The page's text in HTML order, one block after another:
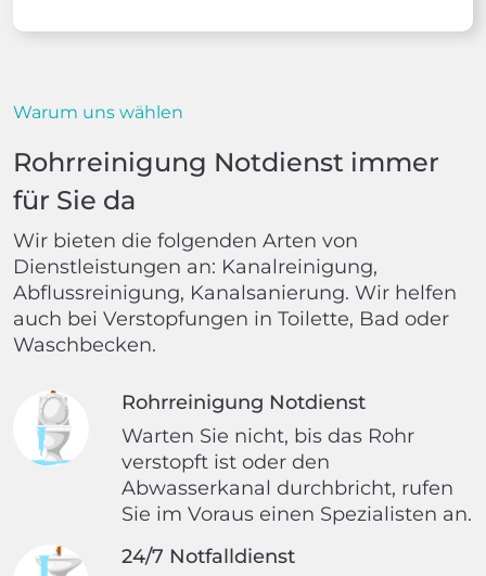
Warum uns wählen
Rohrreinigung Notdienst immer
für Sie da
Wir bieten die folgenden Arten von
Dienstleistungen an: Kanalreinigung,
Abflussreinigung, Kanalsanierung. Wir helfen
auch bei Verstopfungen in Toilette, Bad oder
Waschbecken.
Rohrreinigung Notdienst
Warten Sie nicht, bis das Rohr
verstopft ist oder den
Abwasserkanal durchbricht, rufen
Sie im Voraus einen Spezialisten an.
24/7 Notfalldienst